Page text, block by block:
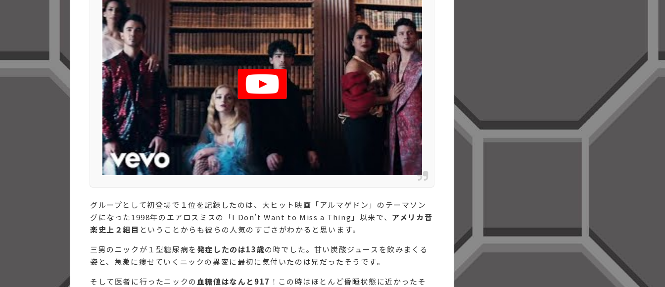
グループとして初登場で１位を記録したのは、大ヒット映画「アルマゲドン」のテーマソン
グになった1998年のエアロスミスの「I Don’t Want to Miss a Thing」以来で、 アメリカ音
楽史上２組目 ということからも彼らの人気のすごさがわかると思います。
三男のニックが１型糖尿病を 発症したのは13歳の時でした。甘い炭酸ジュースを飲みまくる
姿と、急激に痩せていくニックの異変に最初に気付いたのは兄だったそうです。
そして医者に行ったニックの 血糖値はなんと917 ！この時はほとんど昏睡状態に近かったそ